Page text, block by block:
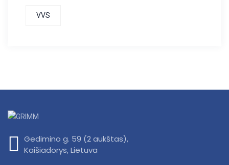
VVS
Gedimino g. 59 (2 aukštas),
Kaišiadorys, Lietuva